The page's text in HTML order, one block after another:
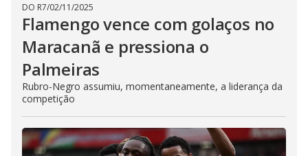
DO R7/02/11/2025
Flamengo vence com golaços no
Maracanã e pressiona o
Palmeiras
Rubro-Negro assumiu, momentaneamente, a liderança da
competição